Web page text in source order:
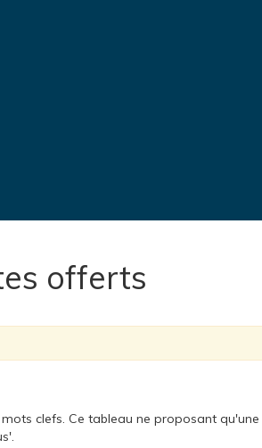
offerts
clefs. Ce tableau ne proposant qu'une